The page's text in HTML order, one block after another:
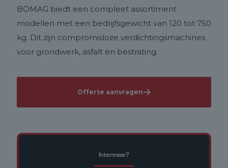
BOMAG biedt een compleet assortiment
modellen met een bedrijfsgewicht van 120 tot 750
kg. Dit zijn compromisloze verdichtingsmachines
voor grondwerk, asfalt en bestrating.
Offerte aanvragen
Interesse?